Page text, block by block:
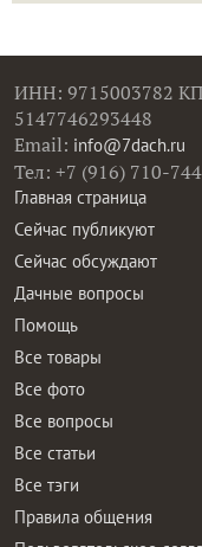
ИНН: 9715003782
5147746293448
Email: info@7dach.ru
Тел: +7 (916) 710-
Главная страница
Сейчас публикуют
Сейчас обсуждают
Дачные вопросы
Помощь
Все товары
Все фото
Все вопросы
Все статьи
Все тэги
Правила общения